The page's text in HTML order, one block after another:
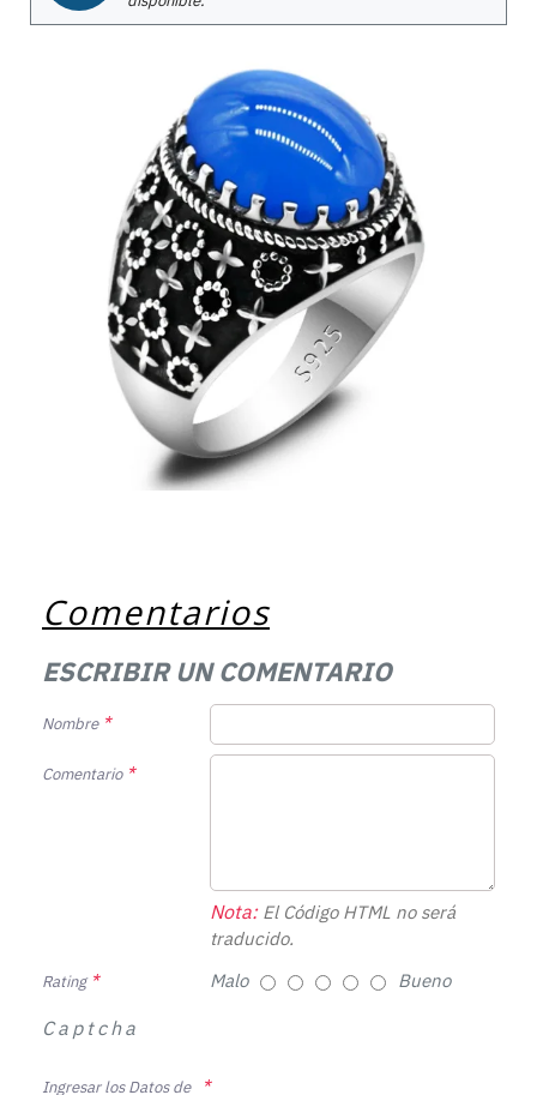
Comentarios
ESCRIBIR UN COMENTARIO
Nombre
Comentario
Nota:El Código HTML no será
traducido.
Rating Malo Bueno
Captcha
Ingresar los Datos de